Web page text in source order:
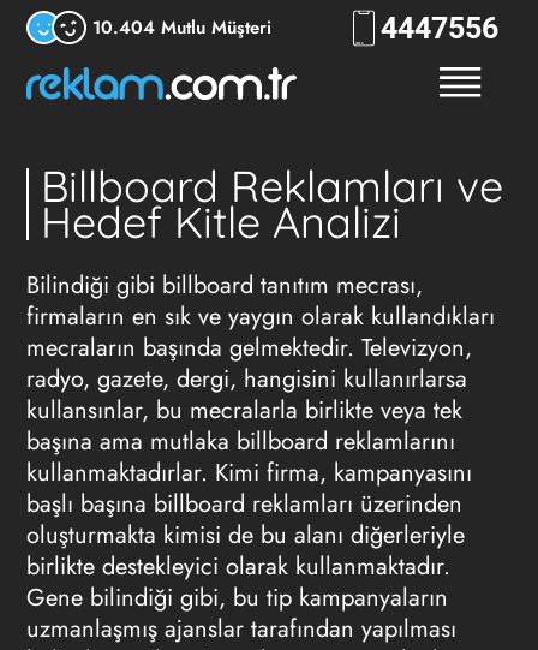
10.404 Mutlu Müşteri 444RKLM
Billboard Reklamları ve
Hedef Kitle Analizi
Bilindiği gibi billboard tanıtım mecrası,
firmaların en sık ve yaygın olarak kullandıkları
mecraların başında gelmektedir. Televizyon,
radyo, gazete, dergi, hangisini kullanırlarsa
kullansınlar, bu mecralarla birlikte veya tek
başına ama mutlaka billboard reklamlarını
kullanmaktadırlar. Kimi firma, kampanyasını
başlı başına billboard reklamları üzerinden
oluşturmakta kimisi de bu alanı diğerleriyle
birlikte destekleyici olarak kullanmaktadır.
Gene bilindiği gibi, bu tip kampanyaların
uzmanlaşmış ajanslar tarafından yapılması